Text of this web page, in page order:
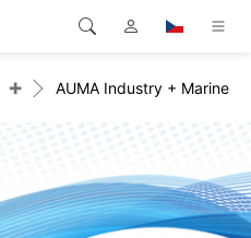
+ AUMA Industry + Marine